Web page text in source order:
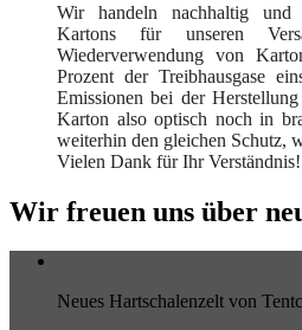
Wir handeln nachhaltig und
Kartons für unseren
Wiederverwendung von
Prozent der Treibhausgase
Emissionen bei der
Karton also optisch noch in
weiterhin den gleichen Schutz,
Vielen Dank für Ihr Verständnis!
Wir freuen uns über
Neues Hartschalenzelt von